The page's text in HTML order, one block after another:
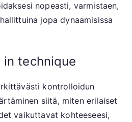
nopeasti, varmistaen,
jopa dynaamisissa
technique
kontrolloidun
siitä, miten erilaiset
vaikuttavat kohteeseesi,